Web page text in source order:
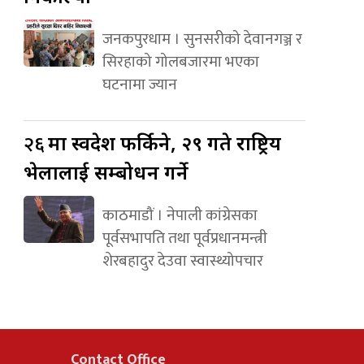
जनकपुरधाम । सुनसरीको देवानगञ्ज र
सिरहाको गोलबजारमा भएका
घटनामा ज्यान
२६मा स्वदेश फर्किने, २९ गते राष्ट्रिय
भेलालाई सम्बोधन गर्ने
काठमाडौं । नेपाली कांग्रेसका
पूर्वसभापति तथा पूर्वप्रधानमन्त्री
शेरबहादुर देउवा स्वास्थ्योपचार